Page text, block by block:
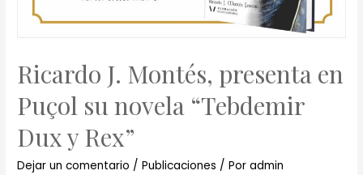
Ricardo J. Montés, presenta en
Puçol su novela “Tebdemir
Dux y Rex”
Dejar un comentario /Publicaciones / Poradmin